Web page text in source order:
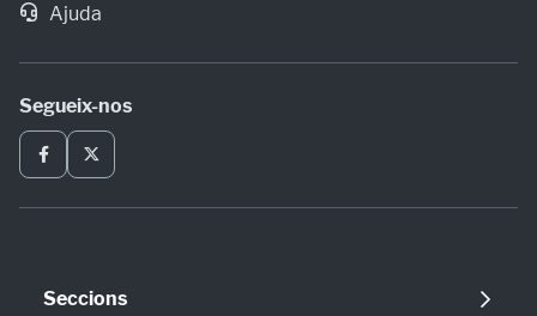
Ajuda
Segueix-nos
Seccions